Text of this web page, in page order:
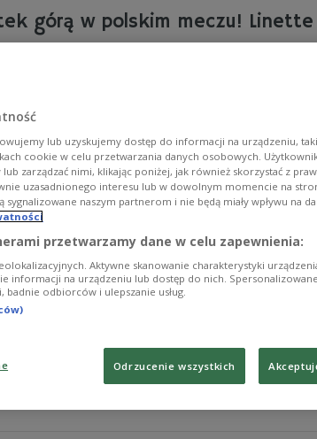
górą w polskim meczu! Linette
po wyrównanym meczu pokonała Magdę
W walce o ćwierćfinał rywalką 24-letniej
datę kolejnego meczu Świątek.
w czwartej rundzie Roland Garros zagra
rezultat na French Open postawi się Polce?
lub uzyskujemy dostęp do informacji na urządzeniu,
cookie w celu przetwarzania danych osobowych.
zarządzać nimi, klikając poniżej, jak również skorzystać z
uzasadnionego interesu lub w dowolnym momencie na
naszym partnerom i nie będą miały wpływu na
przetwarzamy dane w celu zapewnienia:
Aktywne skanowanie charakterystyki
informacji na urządzeniu lub dostęp do nich.
odbiorców i ulepszanie usług.
Odrzucenie wszystkich